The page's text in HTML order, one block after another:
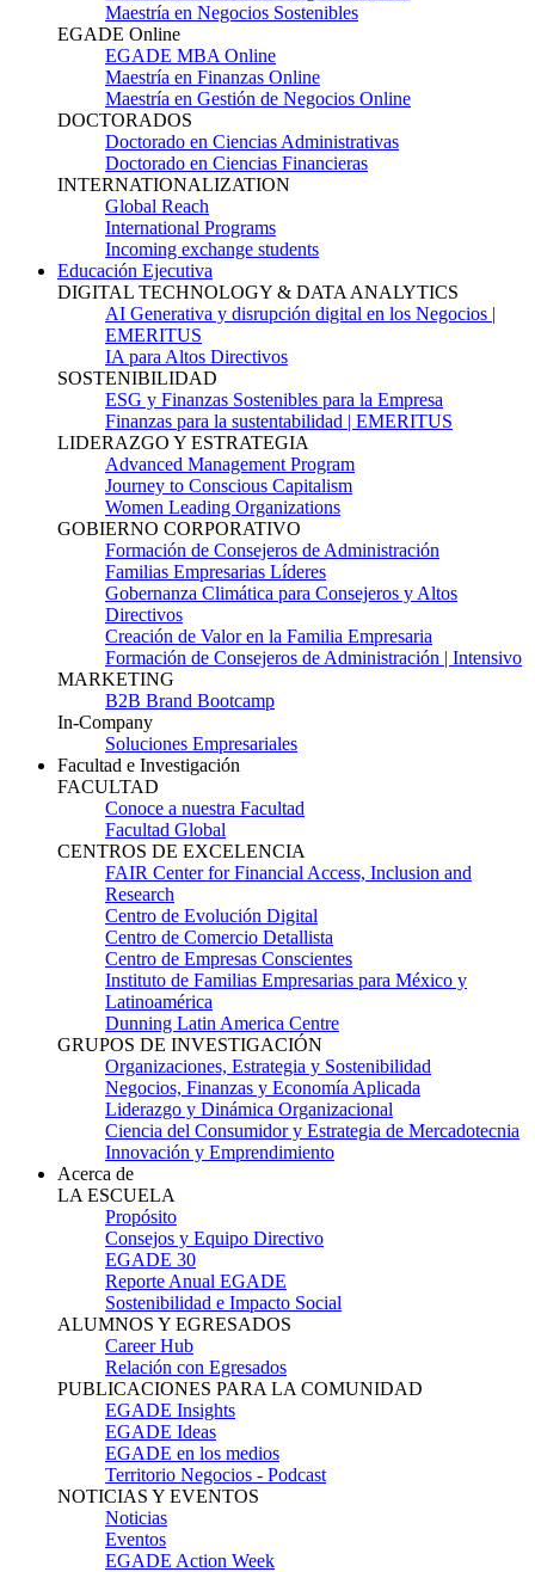
Maestría en Negocios Sostenibles
EGADE Online
EGADE MBA Online
Maestría en Finanzas Online
Maestría en Gestión de Negocios Online
DOCTORADOS
Doctorado en Ciencias Administrativas
Doctorado en Ciencias Financieras
INTERNATIONALIZATION
Global Reach
International Programs
Incoming exchange students
Educación Ejecutiva
DIGITAL TECHNOLOGY & DATA ANALYTICS
AI Generativa y disrupción digital en los Negocios |
EMERITUS
IA para Altos Directivos
SOSTENIBILIDAD
ESG y Finanzas Sostenibles para la Empresa
Finanzas para la sustentabilidad | EMERITUS
LIDERAZGO Y ESTRATEGIA
Advanced Management Program
Journey to Conscious Capitalism
Women Leading Organizations
GOBIERNO CORPORATIVO
Formación de Consejeros de Administración
Familias Empresarias Líderes
Gobernanza Climática para Consejeros y Altos
Directivos
Creación de Valor en la Familia Empresaria
Formación de Consejeros de Administración | Intensivo
MARKETING
B2B Brand Bootcamp
In-Company
Soluciones Empresariales
Facultad e Investigación
FACULTAD
Conoce a nuestra Facultad
Facultad Global
CENTROS DE EXCELENCIA
FAIR Center for Financial Access, Inclusion and
Research
Centro de Evolución Digital
Centro de Comercio Detallista
Centro de Empresas Conscientes
Instituto de Familias Empresarias para México y
Latinoamérica
Dunning Latin America Centre
GRUPOS DE INVESTIGACIÓN
Organizaciones, Estrategia y Sostenibilidad
Negocios, Finanzas y Economía Aplicada
Liderazgo y Dinámica Organizacional
Ciencia del Consumidor y Estrategia de Mercadotecnia
Innovación y Emprendimiento
Acerca de
LA ESCUELA
Propósito
Consejos y Equipo Directivo
EGADE 30
Reporte Anual EGADE
Sostenibilidad e Impacto Social
ALUMNOS Y EGRESADOS
Career Hub
Relación con Egresados
PUBLICACIONES PARA LA COMUNIDAD
EGADE Insights
EGADE Ideas
EGADE en los medios
Territorio Negocios - Podcast
NOTICIAS Y EVENTOS
Noticias
Eventos
EGADE Action Week